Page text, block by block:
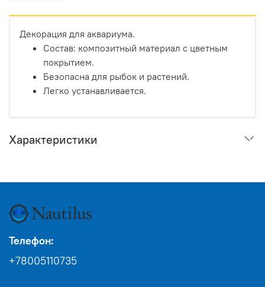
Декорация для аквариума.
Состав: композитный материал с цветным
покрытием.
Безопасна для рыбок и растений.
Легко устанавливается.
Характеристики
Телефон:
+78005110735